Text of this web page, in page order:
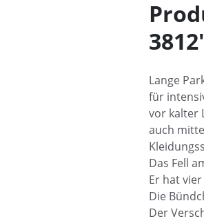
Lange
für
vor kalter
auch
Das Fell
Er hat
Die
Der